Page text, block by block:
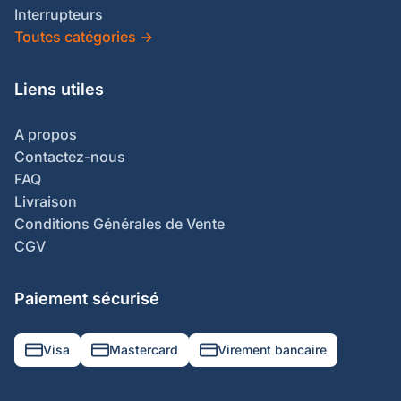
Interrupteurs
Toutes catégories →
Liens utiles
A propos
Contactez-nous
FAQ
Livraison
Conditions Générales de Vente
CGV
Paiement sécurisé
Visa Mastercard Virement bancaire